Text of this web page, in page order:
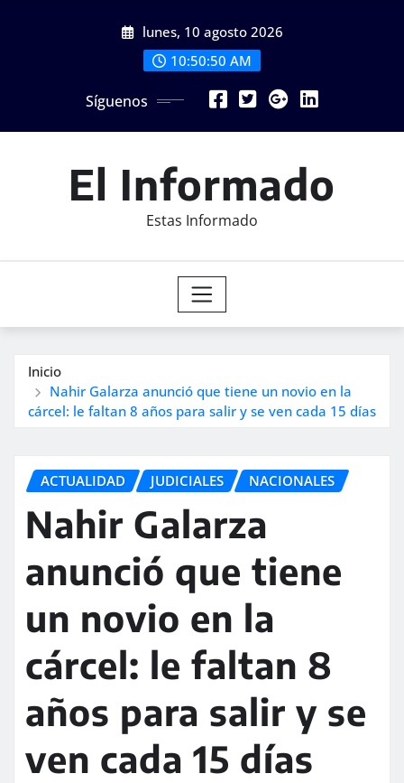
lunes, 10 agosto 2026
10:50:52 AM
Síguenos
El Informado
Estas Informado
Inicio
Nahir Galarza anunció que tiene un novio en la
cárcel: le faltan 8 años para salir y se ven cada 15 días
ACTUALIDAD JUDICIALES NACIONALES
Nahir Galarza
anunció que tiene
un novio en la
cárcel: le faltan 8
años para salir y se
ven cada 15 días